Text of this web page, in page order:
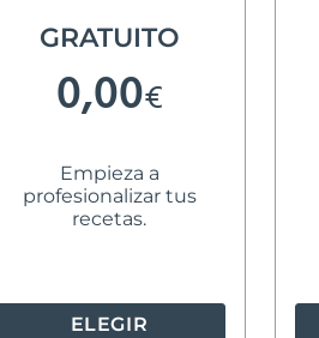
GRATUITO
0,00€
Empieza a
profesionalizar tus
recetas.
ELEGIR